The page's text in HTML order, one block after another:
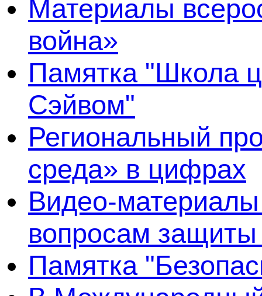
Материалы
война»
Памятка "Школа
Сэйвом"
Региональный
среда» в цифрах
Видео-
вопросам
Памятка